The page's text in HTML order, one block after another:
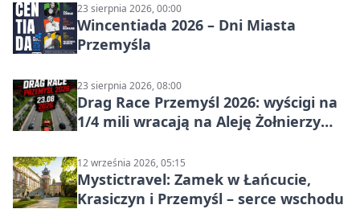
23 sierpnia 2026, 00:00
Wincentiada 2026 – Dni Miasta
Przemyśla
23 sierpnia 2026, 08:00
Drag Race Przemyśl 2026: wyścigi na
1/4 mili wracają na Aleję Żołnierzy
12 września 2026, 05:15
Mystictravel: Zamek w Łańcucie,
Krasiczyn i Przemyśl – serce wschodu